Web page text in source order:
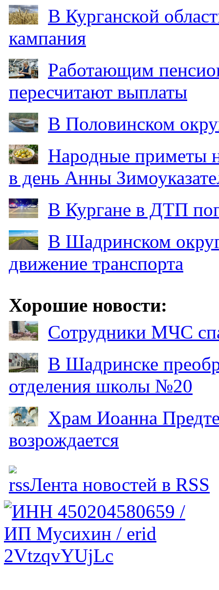
В Курганской
кампания
Работающим
пересчитают выплаты
В Половинском
Народные приметы
в день Анны
В Кургане в ДТП
В Шадринском
движение транспорта
Хорошие новости:
Сотрудники МЧС
В Шадринске
отделения школы №20
Храм Иоанна
возрождается
Лента новостей в RSS